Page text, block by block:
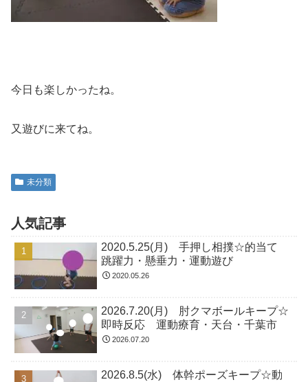
今日も楽しかったね。
又遊びに来てね。
未分類
人気記事
2020.5.25(月) 手押し相撲☆的当て
跳躍力・懸垂力・運動遊び
2020.05.26
2026.7.20(月) 肘クマボールキープ☆
即時反応 運動療育・天台・千葉市
2026.07.20
2026.8.5(水) 体幹ポーズキープ☆動